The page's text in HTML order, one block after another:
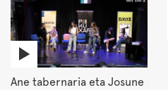
Ane tabernaria eta Josune